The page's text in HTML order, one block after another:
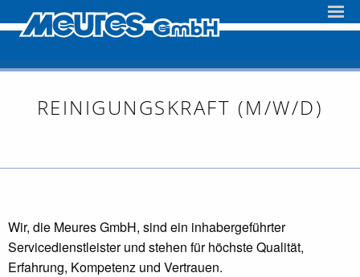
REINIGUNGSKRAFT (M/W/D)
Wir, die Meures GmbH, sind ein inhabergeführter
Servicedienstleister und stehen für höchste Qualität,
Erfahrung, Kompetenz und Vertrauen.